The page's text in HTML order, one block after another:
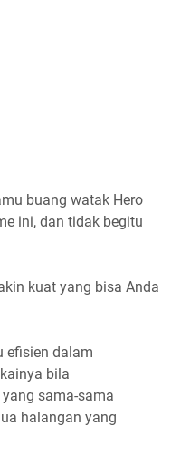
buang watak Hero
ini, dan tidak begitu
kuat yang bisa Anda
efisien dalam
bila
sama-sama
halangan yang